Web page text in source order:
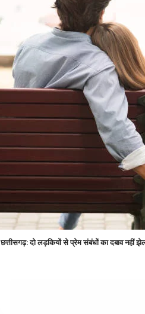
छत्तीसगढ़: दो लड़कियों से प्रेम संबंधों का दबाव नहीं